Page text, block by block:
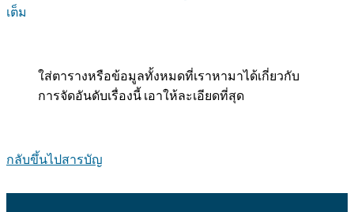
เต็ม
ใส่ตารางหรือข้อมูลทั้งหมดที่เราหามาได้เกี่ยวกับ
การจัดอันดับเรื่องนี้ เอาให้ละเอียดที่สุด
กลับขึ้นไปสารบัญ